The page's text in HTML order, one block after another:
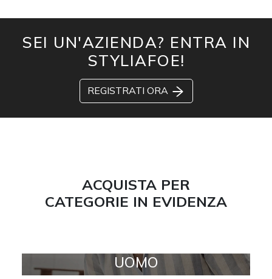
SEI UN'AZIENDA? ENTRA IN
STYLIAFOE!
REGISTRATI ORA
ACQUISTA PER
CATEGORIE IN EVIDENZA
UOMO